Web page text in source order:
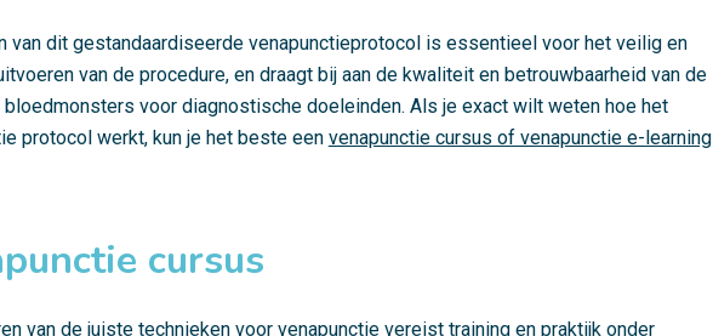
van dit gestandaardiseerde venapunctieprotocol is essentieel voor het veilig en
van de procedure, en draagt bij aan de kwaliteit en betrouwbaarheid van de
bloedmonsters voor diagnostische doeleinden. Als je exact wilt weten hoe het
protocol werkt, kun je het beste een venapunctie cursus of venapunctie e-learning
cursus
van de juiste technieken voor venapunctie vereist training en praktijk onder